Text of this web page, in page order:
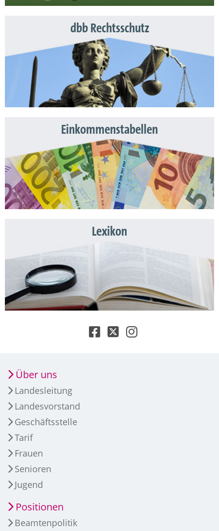
dbb Rechtsschutz
Einkommenstabellen
Lexikon
Über uns
Landesleitung
Landesvorstand
Geschäftsstelle
Tarif
Frauen
Senioren
Jugend
Positionen
Beamtenpolitik